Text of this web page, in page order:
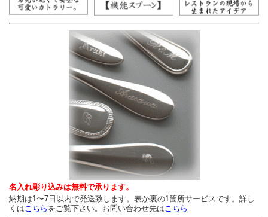
名入れ彫り込みは無料で承ります。
納期は1〜7日以内で発送致します。 表か裏の1箇所サービスです。 詳し
くは こちら をご覧下さい。 お問い合わせ先は こちら